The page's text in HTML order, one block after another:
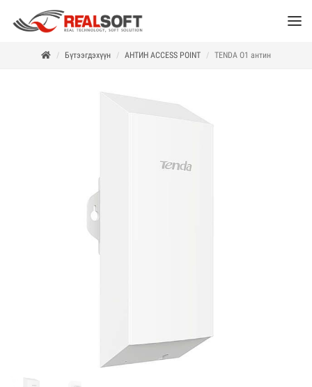
Бүтээгдэхүүн АНТИН ACCESS POINT TENDA O1 антин